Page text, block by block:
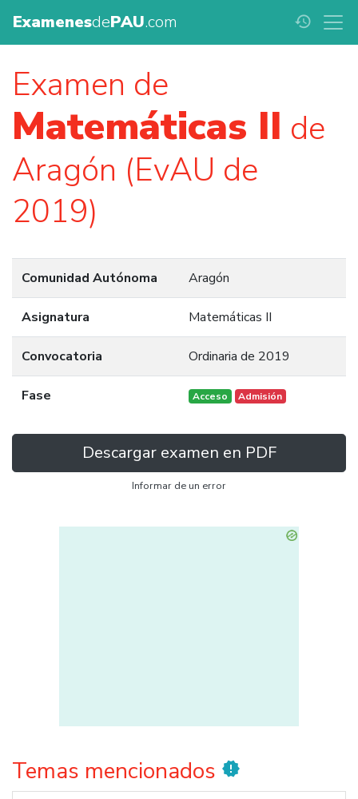
ExamenesdePAU.com history
Examen de
Matemáticas II de
Aragón (EvAU de
2019)
Comunidad Autónoma Aragón
Asignatura Matemáticas II
Convocatoria Ordinaria de 2019
Fase Acceso Admisión
Descargar examen en PDF
Informar de un error
Temas mencionados new_releases